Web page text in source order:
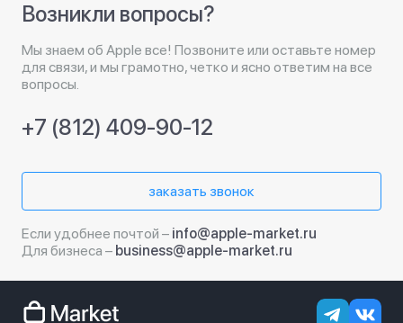
Возникли вопросы?
Мы знаем об Apple все! Позвоните или оставьте номер
для связи, и мы грамотно, четко и ясно ответим на все
вопросы.
+7 (812) 409-90-12
заказать звонок
Если удобнее почтой – info@apple-market.ru
Для бизнеса – business@apple-market.ru